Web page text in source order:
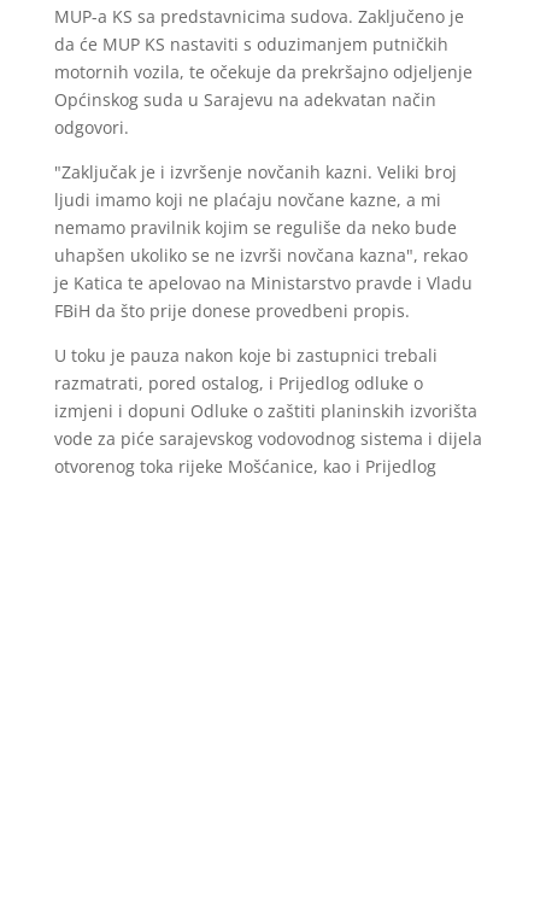
MUP-a KS sa predstavnicima sudova. Zaključeno je
da će MUP KS nastaviti s oduzimanjem putničkih
motornih vozila, te očekuje da prekršajno odjeljenje
Općinskog suda u Sarajevu na adekvatan način
odgovori.
"Zaključak je i izvršenje novčanih kazni. Veliki broj
ljudi imamo koji ne plaćaju novčane kazne, a mi
nemamo pravilnik kojim se reguliše da neko bude
uhapšen ukoliko se ne izvrši novčana kazna", rekao
je Katica te apelovao na Ministarstvo pravde i Vladu
FBiH da što prije donese provedbeni propis.
U toku je pauza nakon koje bi zastupnici trebali
razmatrati, pored ostalog, i Prijedlog odluke o
izmjeni i dopuni Odluke o zaštiti planinskih izvorišta
vode za piće sarajevskog vodovodnog sistema i dijela
otvorenog toka rijeke Mošćanice, kao i Prijedlog